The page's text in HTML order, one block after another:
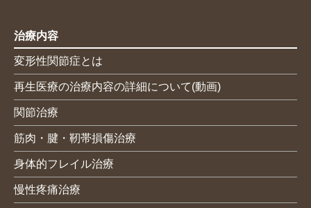
治療内容
変形性関節症とは
再生医療の治療内容の詳細について(動画)
関節治療
筋肉・腱・靭帯損傷治療
身体的フレイル治療
慢性疼痛治療